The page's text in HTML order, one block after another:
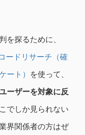
を探るために、
ードリサーチ（確
ート）
を使って、
ーザーを対象に反
でしか見られない
界関係者の方はぜ